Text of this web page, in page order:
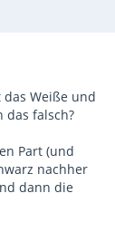
das Weiße und
das falsch?
Part (und
nachher
dann die